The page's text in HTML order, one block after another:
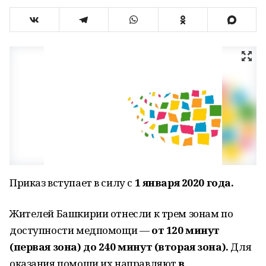
Приказ вступает в силу с 1 января 2020 года.
Жителей Башкирии отнесли к трем зонам по
доступности медпомощи —от 120 минут
(первая зона) до 240 минут (вторая зона). Для